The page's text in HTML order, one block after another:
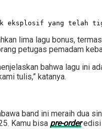
eksplosif yang telah
lima lagu bonus,
petugas pemadam
bahwa lagu ini
tulis,” katanya.
band ini meraih dua
Kamu bisa pre-orderedisi